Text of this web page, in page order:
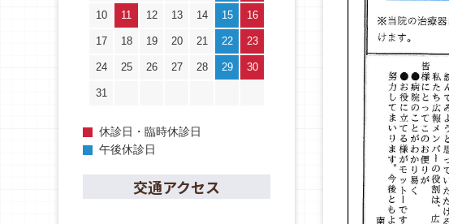
10 11 12 13 14 15 16
17 18 19 20 21 22 23
24 25 26 27 28 29 30
31
休診日・臨時休診日
午後休診日
交通アクセス